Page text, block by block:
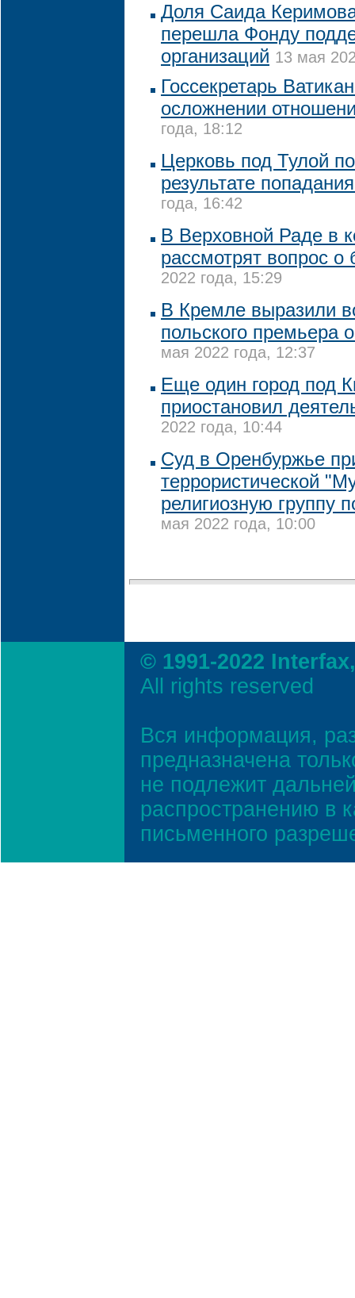
Доля Саида
перешла Фонду
организаций 13 мая
Госсекретарь
осложнении
года, 18:12
Церковь под Тулой
результате
года, 16:42
В Верховной Раде в
рассмотрят вопрос
2022 года, 15:29
В Кремле выразили
польского премьера
мая 2022 года, 12:37
Еще один город под
приостановил
2022 года, 10:44
Суд в Оренбуржье
террористической
религиозную группу
мая 2022 года, 10:00
© 1991-2022
All rights reserved
Вся информация,
предназначена
не подлежит
распространению в
письменного